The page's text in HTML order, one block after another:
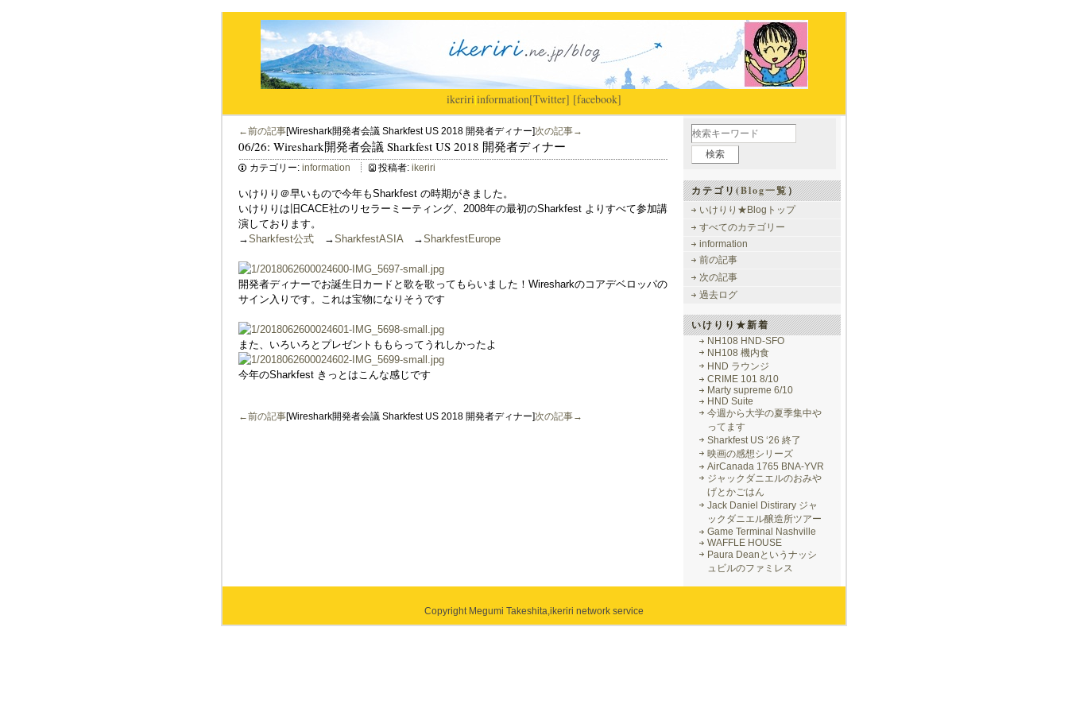
ikeriri|information[Twitter] [facebook]
←前の記事[Wireshark開発者会議 Sharkfest US 2018 開発者ディナー]次の記事→
06/26: Wireshark開発者会議 Sharkfest US 2018 開発者ディナー
カテゴリー: information 投稿者: ikeriri
いけりり＠早いもので今年もSharkfest の時期がきました。
いけりりは旧CACE社のリセラーミーティング、2008年の最初のSharkfest よりすべて参加講
演しております。
→Sharkfest公式 →SharkfestASIA→SharkfestEurope
開発者ディナーでお誕生日カードと歌を歌ってもらいました！Wiresharkのコアデベロッパの
サイン入りです。これは宝物になりそうです
また、いろいろとプレゼントももらってうれしかったよ
今年のSharkfest きっとはこんな感じです
←前の記事[Wireshark開発者会議 Sharkfest US 2018 開発者ディナー]次の記事→
カテゴリ(Blog一覧）
いけりり★Blogトップ
すべてのカテゴリー
information
前の記事
次の記事
過去ログ
いけりり★新着
NH108 HND-SFO
NH108 機内食
HND ラウンジ
CRIME 101 8/10
Marty supreme 6/10
HND Suite
今週から大学の夏季集中や
ってます
Sharkfest US ‘26 終了
映画の感想シリーズ
AirCanada 1765 BNA-YVR
ジャックダニエルのおみや
げとかごはん
Jack Daniel Distirary ジャ
ックダニエル醸造所ツアー
Game Terminal Nashville
WAFFLE HOUSE
Paura Deanというナッシ
ュビルのファミレス
Copyright Megumi Takeshita,ikeriri network service